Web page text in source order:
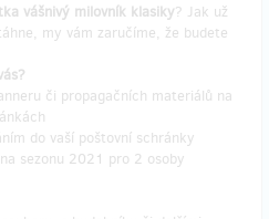
vášnivý milovník klasiky? Jak už
my vám zaručíme, že budete
či propagačních materiálů na
do vaší poštovní schránky
sezonu 2021 pro 2 osoby